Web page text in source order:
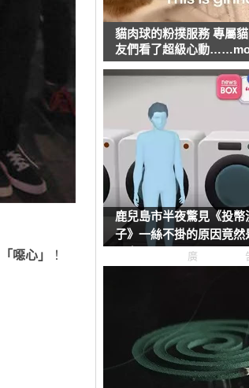
「噁心」 ！
貓肉球的粉撲服務 專屬
友們看了超級心動
鹿兒島市半夜驚見《投幣
子》一絲不掛的原因竟然
廣